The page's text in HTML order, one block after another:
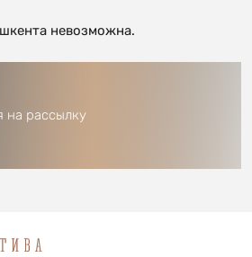
невозможна.
на рассылку